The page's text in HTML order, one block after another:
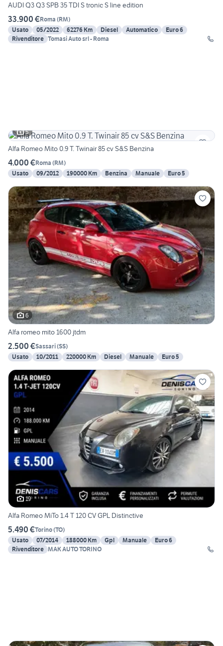
AUDI Q3 Q3 SPB 35 TDI S tronic S line edition
33.900 €Roma (RM)
Usato
05/2022 62276 Km Diesel Automatico
Euro 6
Rivenditore Tomasi Auto srl - Roma
5
Alfa Romeo Mito 0.9 T. Twinair 85 cv S&S Benzina
4.000 €Roma (RM)
Usato
09/2012 190000 Km Benzina Manuale Euro 5
6
Alfa romeo mito 1600 jtdm
2.500 €Sassari(SS)
Usato
10/2011 220000 Km Diesel Manuale Euro 5
19
Alfa Romeo MiTo 1.4 T 120 CV GPL Distinctive
5.490 €Torino(TO)
Usato
07/2014 188000 Km Gpl Manuale
Euro 6
Rivenditore MAK AUTO TORINO